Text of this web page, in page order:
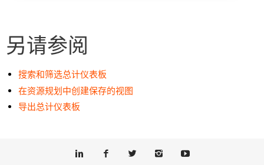
另请参阅
搜索和筛选总计仪表板
在资源规划中创建保存的视图
导出总计仪表板